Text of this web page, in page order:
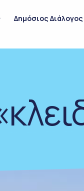
Δημόσιος Διάλογος